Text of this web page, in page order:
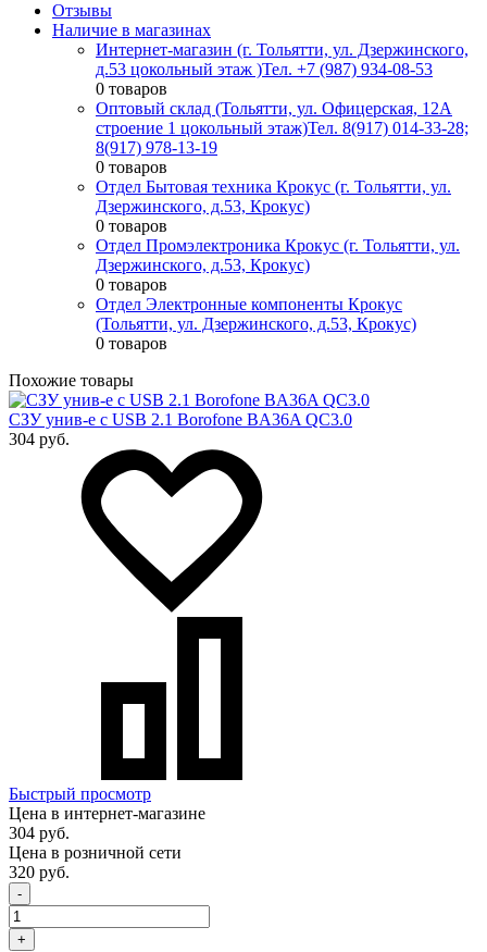
Отзывы
Наличие в магазинах
Интернет-магазин (г. Тольятти, ул. Дзержинского,
д.53 цокольный этаж )Тел. +7 (987) 934-08-53
0 товаров
Оптовый склад (Тольятти, ул. Офицерская, 12А
строение 1 цокольный этаж)Тел. 8(917) 014-33-28;
8(917) 978-13-19
0 товаров
Отдел Бытовая техника Крокус (г. Тольятти, ул.
Дзержинского, д.53, Крокус)
0 товаров
Отдел Промэлектроника Крокус (г. Тольятти, ул.
Дзержинского, д.53, Крокус)
0 товаров
Отдел Электронные компоненты Крокус
(Тольятти, ул. Дзержинского, д.53, Крокус)
0 товаров
Похожие товары
СЗУ унив-е с USB 2.1 Borofone BA36A QC3.0
304 руб.
Быстрый просмотр
Цена в интернет-магазине
304 руб.
Цена в розничной сети
320 руб.
-
+